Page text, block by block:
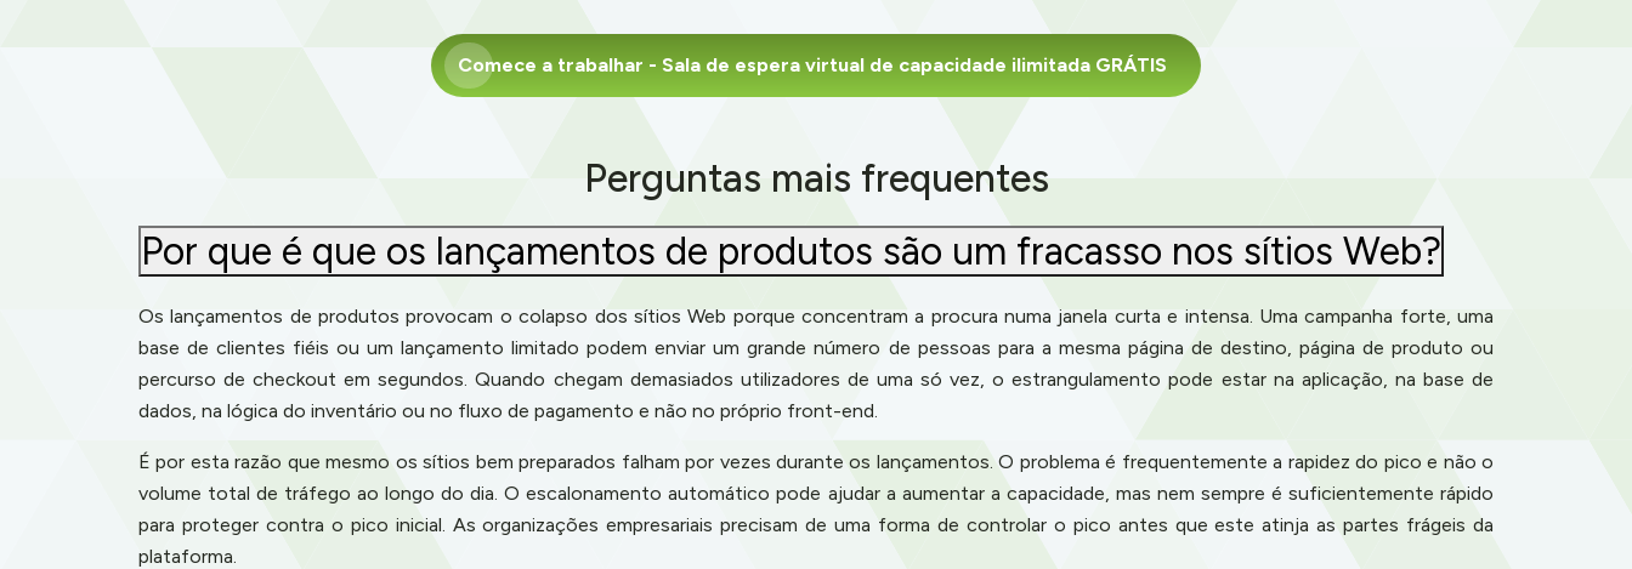
Comece a trabalhar - Sala de espera virtual de capacidade ilimitada GRÁTIS
Perguntas mais frequentes
Por que é que os lançamentos de produtos são um fracasso nos sítios Web?
Os lançamentos de produtos provocam o colapso dos sítios Web porque concentram a procura numa janela curta e intensa. Uma campanha forte, uma
base de clientes fiéis ou um lançamento limitado podem enviar um grande número de pessoas para a mesma página de destino, página de produto ou
percurso de checkout em segundos. Quando chegam demasiados utilizadores de uma só vez, o estrangulamento pode estar na aplicação, na base de
dados, na lógica do inventário ou no fluxo de pagamento e não no próprio front-end.
É por esta razão que mesmo os sítios bem preparados falham por vezes durante os lançamentos. O problema é frequentemente a rapidez do pico e não o
volume total de tráfego ao longo do dia. O escalonamento automático pode ajudar a aumentar a capacidade, mas nem sempre é suficientemente rápido
para proteger contra o pico inicial. As organizações empresariais precisam de uma forma de controlar o pico antes que este atinja as partes frágeis da
plataforma.